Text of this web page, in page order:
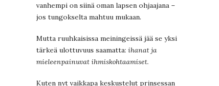
vanhempi on siinä oman lapsen ohjaajana –
jos tungokselta mahtuu mukaan.
Mutta ruuhkaisissa meiningeissä jää se yksi
tärkeä ulottuvuus saamatta: ihanat ja
mieleenpainuvat ihmiskohtaamiset.
Kuten nyt vaikkapa keskustelut prinsessan